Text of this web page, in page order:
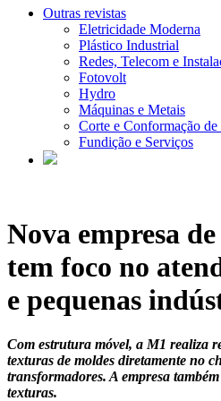
Outras revistas
Eletricidade Moderna
Plástico Industrial
Redes, Telecom e
Fotovolt
Hydro
Máquinas e Metais
Corte e Conformação de
Fundição e Serviços
Nova empresa
tem foco no
e pequenas
Com estrutura móvel, a M1 realiza
texturas de moldes diretamente no
transformadores. A empresa
texturas.